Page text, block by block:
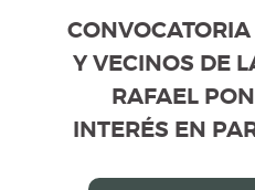
CONVOCATORIA
CONVOCATORIA A
Y VECINOS DE LA
RAFAEL
INTERÉS EN